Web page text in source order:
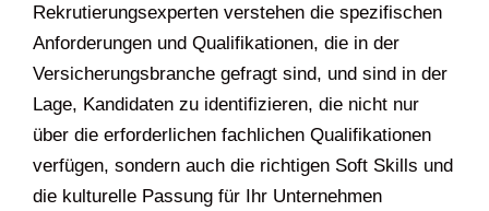
Rekrutierungsexperten verstehen die spezifischen
Anforderungen und Qualifikationen, die in der
Versicherungsbranche gefragt sind, und sind in der
Lage, Kandidaten zu identifizieren, die nicht nur
über die erforderlichen fachlichen Qualifikationen
verfügen, sondern auch die richtigen Soft Skills und
die kulturelle Passung für Ihr Unternehmen